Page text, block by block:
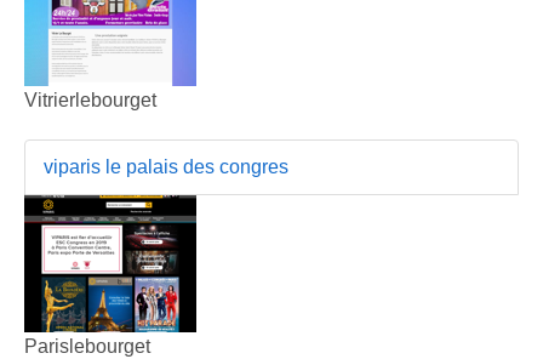
Vitrierlebourget
viparis le palais des congres
Parislebourget